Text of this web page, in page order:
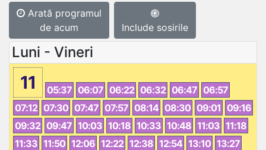
Arată programul
de acum
Include sosirile
Luni - Vineri
11 05:37 06:07 06:22 06:32 06:47 06:57
07:12 07:30 07:47 07:57 08:14 08:30 09:01 09:16
09:32 09:47 10:03 10:18 10:33 10:48 11:03 11:18
11:33 11:50 12:06 12:22 12:38 12:54 13:10 13:27